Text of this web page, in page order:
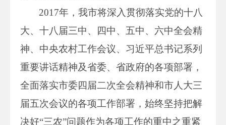
2017年，我市将深入贯彻落实党的十八
大、十八届三中、四中、五中、六中全会精
神、中央农村工作会议、习近平总书记系列
重要讲话精神及省委、省政府的各项部署，
全面落实市委四届二次全会精神和市人大三
届五次会议的各项工作部署，始终坚持把解
决好“三农”问题作为各项工作的重中之重紧